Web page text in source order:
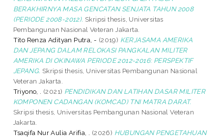
BERAKHIRNYA MASA GENCATAN SENJATA TAHUN 2008
(PERIODE 2008-2012). Skripsi thesis, Universitas
Pembangunan Nasional Veteran Jakarta.
Tito Renza Adityan Putra, - (2019) KERJASAMA AMERIKA
DAN JEPANG DALAM RELOKASI PANGKALAN MILITER
AMERIKA DI OKINAWA PERIODE 2012-2016: PERSPEKTIF
JEPANG. Skripsi thesis, Universitas Pembangunan Nasional
Veteran Jakarta.
Triyono, .
(2021) PENDIDIKAN DAN LATIHAN DASAR MILITER
KOMPONEN CADANGAN (KOMCAD) TNI MATRA DARAT.
Skripsi thesis, Universitas Pembangunan Nasional Veteran
Jakarta.
Tsaqifa Nur Aulia Arifia, .
(2026) HUBUNGAN PENGETAHUAN